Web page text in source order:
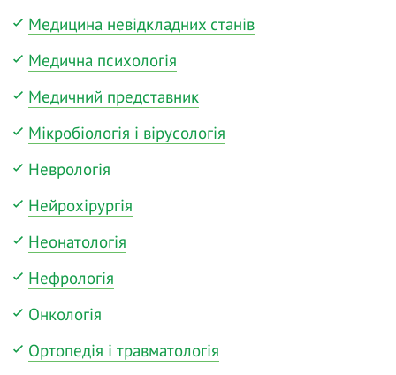
Медицина невідкладних станів
Медична психологія
Медичний представник
Мікробіологія і вірусологія
Неврологія
Нейрохірургія
Неонатологія
Нефрологія
Онкологія
Ортопедія і травматологія